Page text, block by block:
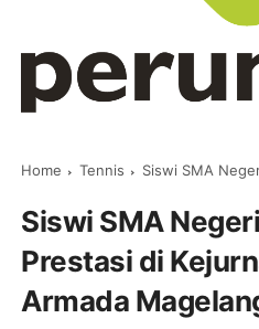
Home Tennis Siswi SMA Negeri 1 Manyar
Siswi SMA
Prestasi di
Armada